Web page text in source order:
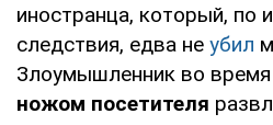
иностранца, который, по
следствия, едва не убил
Злоумышленник во
ножом посетителя